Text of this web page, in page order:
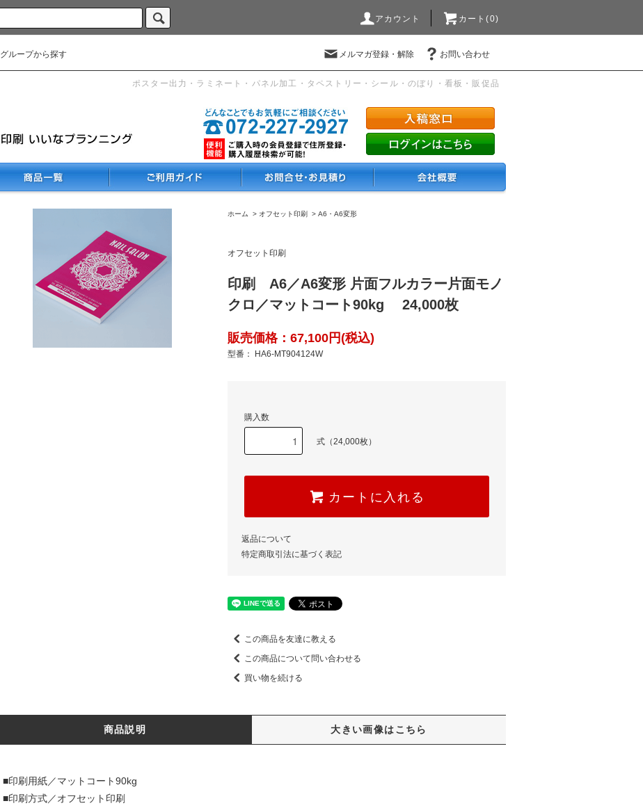
アカウント カート(0)
グループから探す メルマガ登録・解除 お問い合わせ
ポスター出力・ラミネート・パネル加工・タペストリー・シール・のぼり・看板・販促品
ホーム > オフセット印刷 > A6・A6変形
オフセット印刷
印刷 A6／A6変形 片面フルカラー片面モノ
クロ／マットコート90kg 24,000枚
販売価格：67,100円(税込)
型番： HA6-MT904124W
購入数
式（24,000枚）
カートに入れる
返品について
特定商取引法に基づく表記
この商品を友達に教える
この商品について問い合わせる
買い物を続ける
商品説明 大きい画像はこちら
■印刷用紙／マットコート90kg
■印刷方式／オフセット印刷